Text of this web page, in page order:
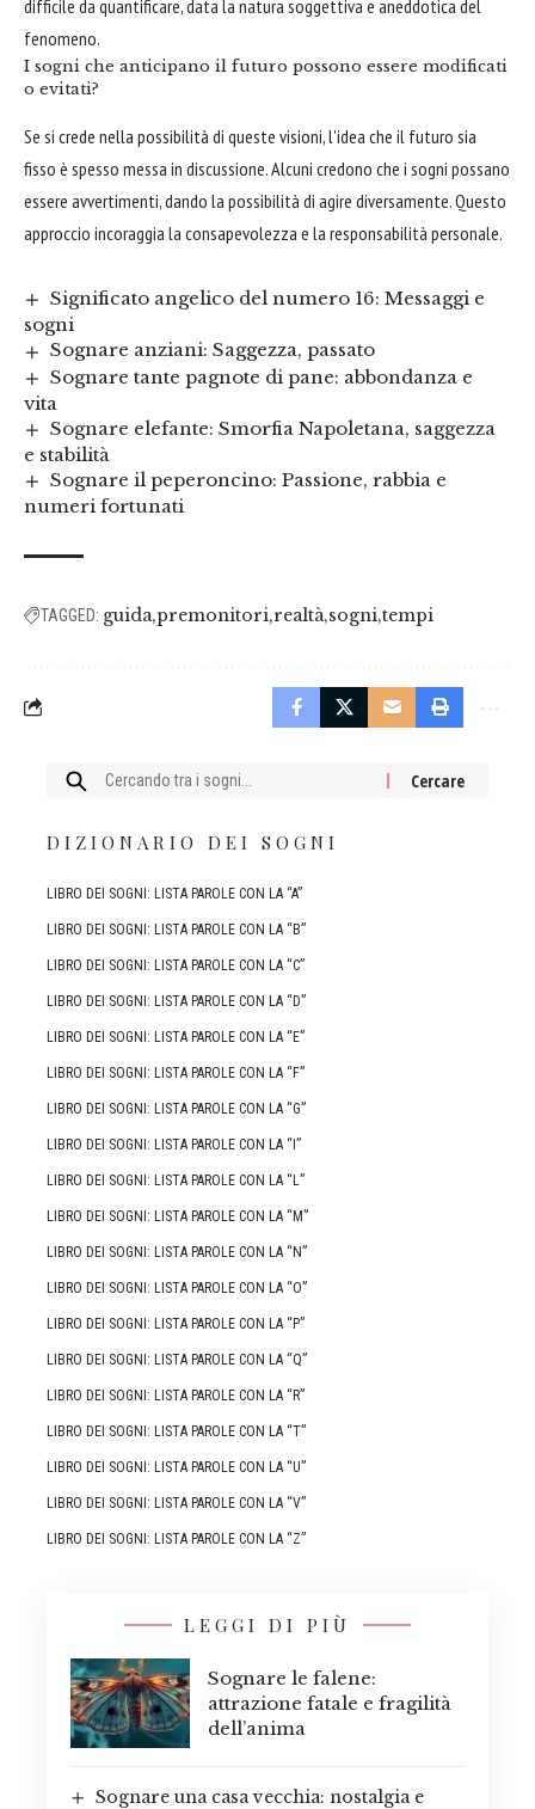
difficile da quantificare, data la natura soggettiva e aneddotica del
fenomeno.
I sogni che anticipano il futuro possono essere modificati
o evitati?
Se si crede nella possibilità di queste visioni, l'idea che il futuro sia
fisso è spesso messa in discussione. Alcuni credono che i sogni possano
essere avvertimenti, dando la possibilità di agire diversamente. Questo
approccio incoraggia la consapevolezza e la responsabilità personale.
Significato angelico del numero 16: Messaggi e
sogni
Sognare anziani: Saggezza, passato
Sognare tante pagnote di pane: abbondanza e
vita
Sognare elefante: Smorfia Napoletana, saggezza
e stabilità
Sognare il peperoncino: Passione, rabbia e
numeri fortunati
TAGGED: guida premonitori realtà sogni tempi
Cercare:
DIZIONARIO DEI SOGNI
LIBRO DEI SOGNI: LISTA PAROLE CON LA “A”
LIBRO DEI SOGNI: LISTA PAROLE CON LA “B”
LIBRO DEI SOGNI: LISTA PAROLE CON LA “C”
LIBRO DEI SOGNI: LISTA PAROLE CON LA “D”
LIBRO DEI SOGNI: LISTA PAROLE CON LA “E”
LIBRO DEI SOGNI: LISTA PAROLE CON LA “F”
LIBRO DEI SOGNI: LISTA PAROLE CON LA “G”
LIBRO DEI SOGNI: LISTA PAROLE CON LA “I”
LIBRO DEI SOGNI: LISTA PAROLE CON LA “L”
LIBRO DEI SOGNI: LISTA PAROLE CON LA “M”
LIBRO DEI SOGNI: LISTA PAROLE CON LA “N”
LIBRO DEI SOGNI: LISTA PAROLE CON LA “O”
LIBRO DEI SOGNI: LISTA PAROLE CON LA “P”
LIBRO DEI SOGNI: LISTA PAROLE CON LA “Q”
LIBRO DEI SOGNI: LISTA PAROLE CON LA “R”
LIBRO DEI SOGNI: LISTA PAROLE CON LA “T”
LIBRO DEI SOGNI: LISTA PAROLE CON LA “U”
LIBRO DEI SOGNI: LISTA PAROLE CON LA “V”
LIBRO DEI SOGNI: LISTA PAROLE CON LA “Z”
LEGGI DI PIÙ
Sognare le falene:
attrazione fatale e fragilità
dell’anima
Sognare una casa vecchia: nostalgia e